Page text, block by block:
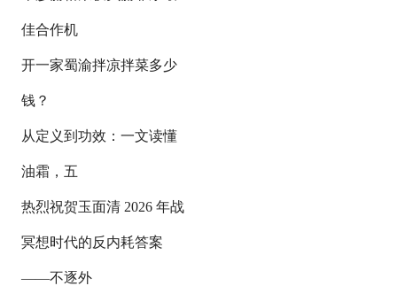
佳合作机
开一家蜀渝拌凉拌菜多少
钱？
从定义到功效：一文读懂
油霜，五
热烈祝贺玉面清 2026 年战
冥想时代的反内耗答案
——不逐外